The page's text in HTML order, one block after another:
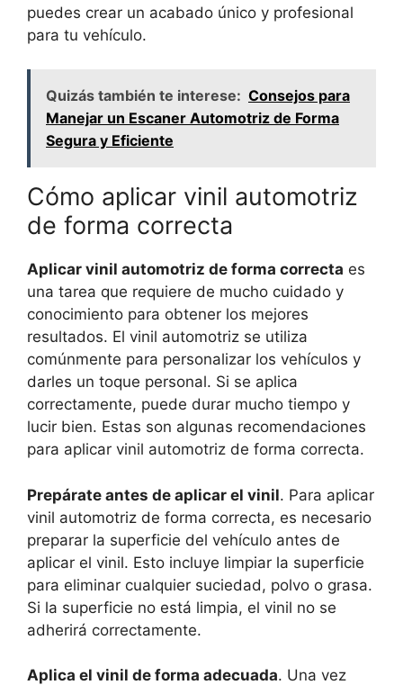
puedes crear un acabado único y profesional
para tu vehículo.
Quizás también te interese: Consejos para
Manejar un Escaner Automotriz de Forma
Segura y Eficiente
Cómo aplicar vinil automotriz
de forma correcta
Aplicar vinil automotriz de forma correcta es
una tarea que requiere de mucho cuidado y
conocimiento para obtener los mejores
resultados. El vinil automotriz se utiliza
comúnmente para personalizar los vehículos y
darles un toque personal. Si se aplica
correctamente, puede durar mucho tiempo y
lucir bien. Estas son algunas recomendaciones
para aplicar vinil automotriz de forma correcta.
Prepárate antes de aplicar el vinil. Para aplicar
vinil automotriz de forma correcta, es necesario
preparar la superficie del vehículo antes de
aplicar el vinil. Esto incluye limpiar la superficie
para eliminar cualquier suciedad, polvo o grasa.
Si la superficie no está limpia, el vinil no se
adherirá correctamente.
Aplica el vinil de forma adecuada. Una vez